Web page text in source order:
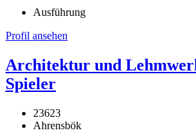
Ausführung
Profil ansehen
Architektur und
Spieler
23623
Ahrensbök